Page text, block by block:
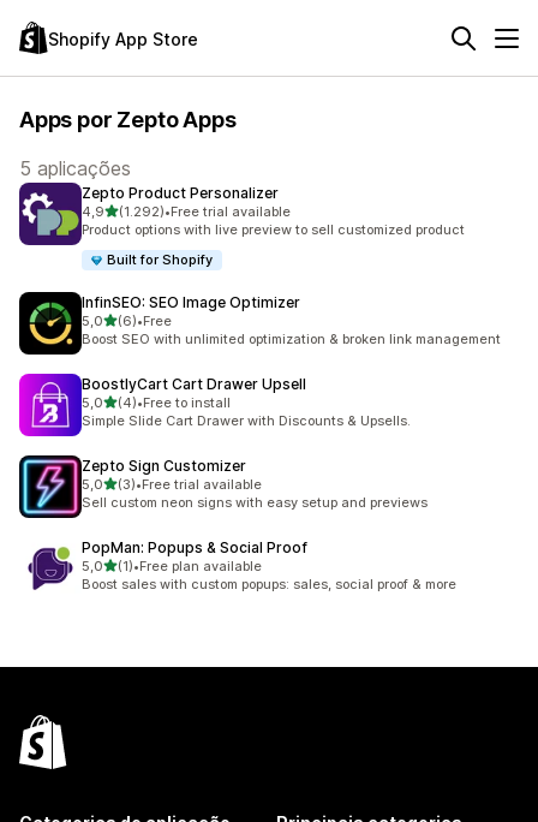
Shopify App Store
Apps por Zepto Apps
5 aplicações
Zepto Product Personalizer
4,9de 5 estrelas
(1.292)
1292 total de avaliações
•Free trial available
Product options with live preview to sell customized product
Built for Shopify
InfinSEO: SEO Image Optimizer
5,0de 5 estrelas
(6)
6 total de avaliações
•Free
Boost SEO with unlimited optimization & broken link management
BoostlyCart Cart Drawer Upsell
5,0de 5 estrelas
(4)
4 total de avaliações
•Free to install
Simple Slide Cart Drawer with Discounts & Upsells.
Zepto Sign Customizer
5,0de 5 estrelas
(3)
3 total de avaliações
•Free trial available
Sell custom neon signs with easy setup and previews
PopMan: Popups & Social Proof
5,0de 5 estrelas
(1)
1 total de avaliações
•Free plan available
Boost sales with custom popups: sales, social proof & more